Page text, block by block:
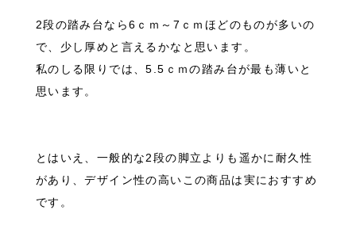
2段の踏み台なら6ｃｍ～7ｃｍほどのものが多いの
で、少し厚めと言えるかなと思います。
私のしる限りでは、5.5ｃｍの踏み台が最も薄いと
思います。
とはいえ、一般的な2段の脚立よりも遥かに耐久性
があり、デザイン性の高いこの商品は実におすすめ
です。